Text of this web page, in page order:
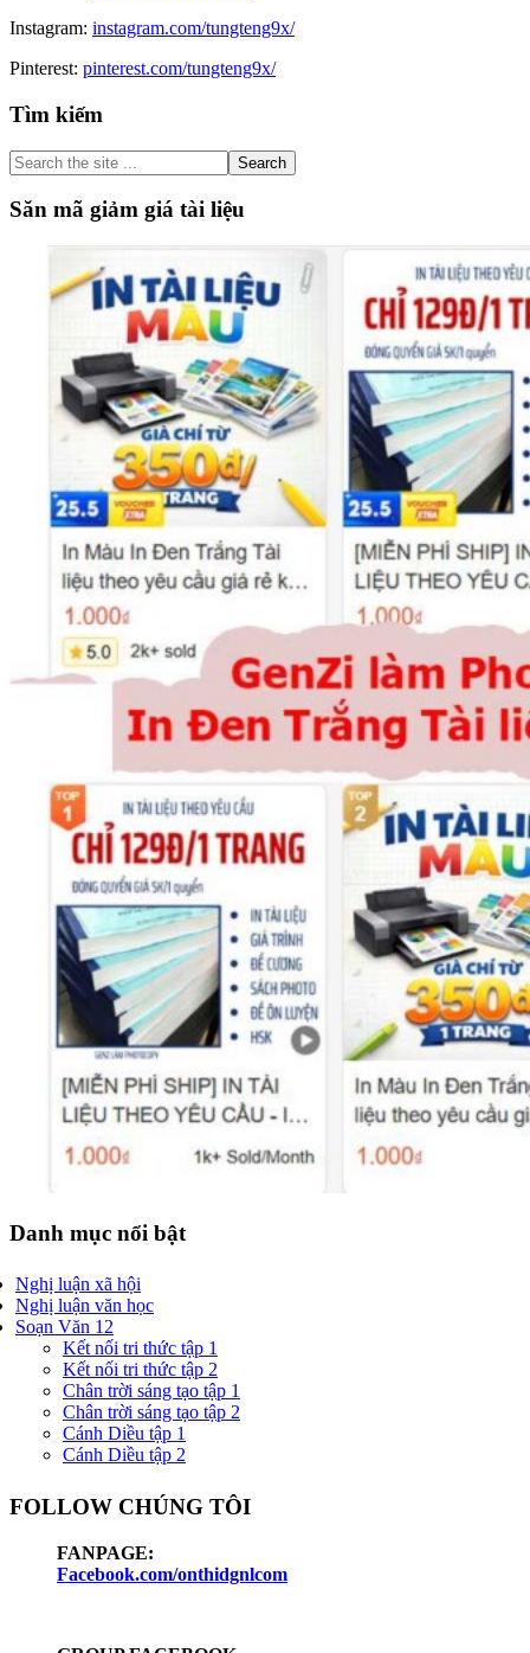
Instagram: instagram.com/tungteng9x/
Pinterest: pinterest.com/tungteng9x/
Primary
Sidebar
Tìm kiếm
Search
the
site
...
Săn mã giảm giá tài liệu
Danh mục nổi bật
Nghị luận xã hội
Nghị luận văn học
Soạn Văn 12
Kết nối tri thức tập 1
Kết nối tri thức tập 2
Chân trời sáng tạo tập 1
Chân trời sáng tạo tập 2
Cánh Diều tập 1
Cánh Diều tập 2
FOLLOW CHÚNG TÔI
FANPAGE:
Facebook.com/onthidgnlcom